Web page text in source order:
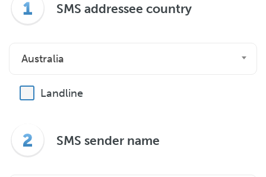
SMS addressee country
Australia
Landline
SMS sender name